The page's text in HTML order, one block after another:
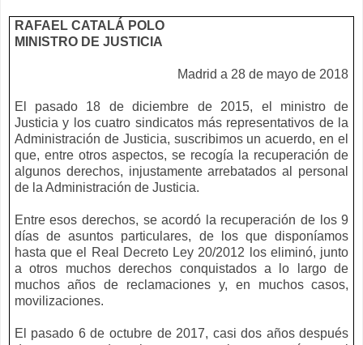
RAFAEL CATALÁ POLO
MINISTRO DE JUSTICIA
Madrid a 28 de mayo de 2018
El pasado 18 de diciembre de 2015, el ministro de
Justicia y los cuatro sindicatos más representativos de la
Administración de Justicia, suscribimos un acuerdo, en el
que, entre otros aspectos, se recogía la recuperación de
algunos derechos, injustamente arrebatados al personal
de la Administración de Justicia.
Entre esos derechos, se acordó la recuperación de los 9
días de asuntos particulares, de los que disponíamos
hasta que el Real Decreto Ley 20/2012 los eliminó, junto
a otros muchos derechos conquistados a lo largo de
muchos años de reclamaciones y, en muchos casos,
movilizaciones.
El pasado 6 de octubre de 2017, casi dos años después